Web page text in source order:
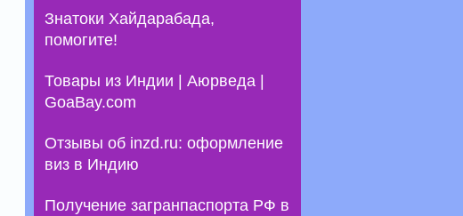
Знатоки Хайдарабада,
помогите!
Товары из Индии | Аюрведа |
GoaBay.com
Отзывы об inzd.ru: оформление
виз в Индию
Получение загранпаспорта РФ в